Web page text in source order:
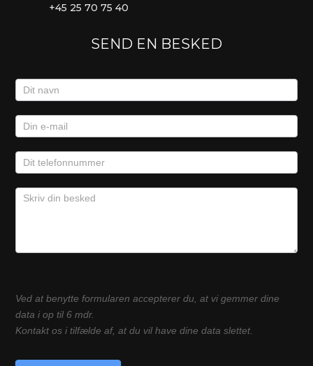
+45 25 70 75 40
SEND EN BESKED
Kontaktformular
Ved at benytte formularen accepterer du, at vi gemmer dine
data i op til 6 mdr.
Kontakt os i tilfælde af, at du vil have dine data slettet.